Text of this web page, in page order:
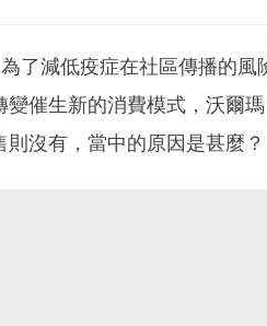
了減低疫症在社區傳播的風
催生新的消費模式，沃爾
沒有，當中的原因是甚麼？